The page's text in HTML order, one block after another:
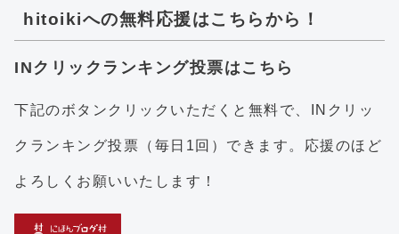
hitoikiへの無料応援はこちらから！
INクリックランキング投票はこちら
下記のボタンクリックいただくと無料で、INクリッ
クランキング投票（毎日1回）できます。応援のほど
よろしくお願いいたします！